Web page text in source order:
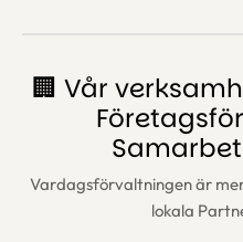
🏢 Vår
Vardagsförvaltningen är
lokala